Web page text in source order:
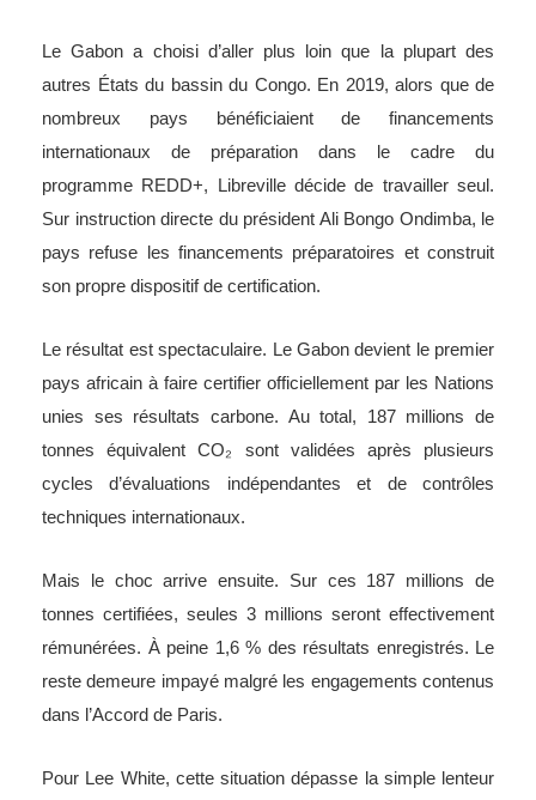
Le Gabon a choisi d’aller plus loin que la plupart des
autres États du bassin du Congo. En 2019, alors que de
nombreux pays bénéficiaient de financements
internationaux de préparation dans le cadre du
programme REDD+, Libreville décide de travailler seul.
Sur instruction directe du président Ali Bongo Ondimba, le
pays refuse les financements préparatoires et construit
son propre dispositif de certification.
Le résultat est spectaculaire. Le Gabon devient le premier
pays africain à faire certifier officiellement par les Nations
unies ses résultats carbone. Au total, 187 millions de
tonnes équivalent CO₂ sont validées après plusieurs
cycles d’évaluations indépendantes et de contrôles
techniques internationaux.
Mais le choc arrive ensuite. Sur ces 187 millions de
tonnes certifiées, seules 3 millions seront effectivement
rémunérées. À peine 1,6 % des résultats enregistrés. Le
reste demeure impayé malgré les engagements contenus
dans l’Accord de Paris.
Pour Lee White, cette situation dépasse la simple lenteur